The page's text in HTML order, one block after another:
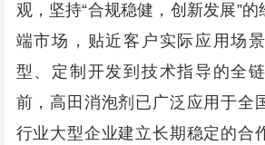
观，坚持“合规稳健，创新发展”
端市场，贴近客户实际应用场
型、定制开发到技术指导的全
前，高田消泡剂已广泛应用于全
行业大型企业建立长期稳定的合